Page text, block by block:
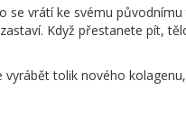
vrátí ke svému
Když přestanete pít,
vyrábět tolik nového